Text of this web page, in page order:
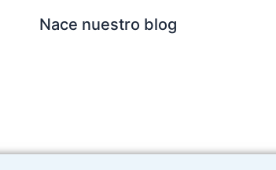
Nace nuestro blog